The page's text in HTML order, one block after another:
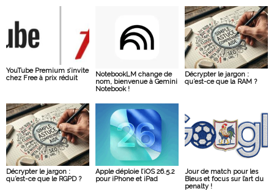
YouTube Premium s’invite
chez Free à prix réduit
NotebookLM change de
nom, bienvenue à Gemini
Notebook !
Décrypter le jargon :
qu’est-ce que la RAM ?
Décrypter le jargon :
qu’est-ce que le RGPD ?
Apple déploie l’iOS 26.5.2
pour iPhone et iPad
Jour de match pour les
Bleus et focus sur l’art du
penalty !